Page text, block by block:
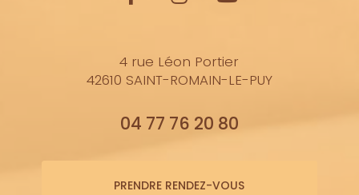
4 rue Léon Portier
42610 SAINT-ROMAIN-LE-PUY
04 77 76 20 80
PRENDRE RENDEZ-VOUS